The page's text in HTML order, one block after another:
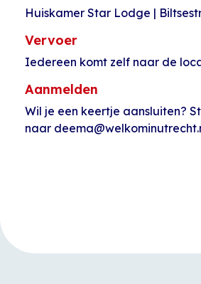
Huiskamer Star Lodge |
Vervoer
Iedereen komt zelf naar de
Aanmelden
Wil je een keertje aansluiten?
naar